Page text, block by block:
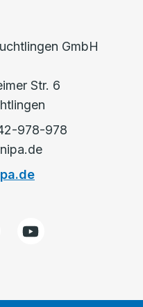
GmbH
Str. 6
978-978